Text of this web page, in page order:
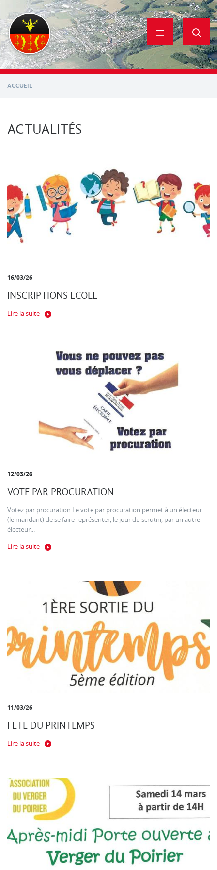
contenu
principal
ACCUEIL
ACTUALITÉS
16/03/26
INSCRIPTIONS ECOLE
Lire la suite
12/03/26
VOTE PAR PROCURATION
Votez par procuration Le vote par procuration permet à un électeur
(le mandant) de se faire représenter, le jour du scrutin, par un autre
électeur...
Lire la suite
11/03/26
FETE DU PRINTEMPS
Lire la suite